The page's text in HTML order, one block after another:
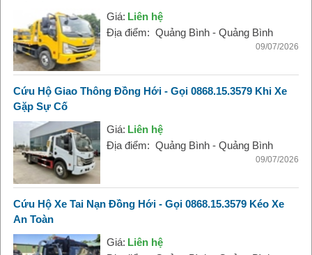
Giá: Liên hệ
Địa điểm: Quảng Bình - Quảng Bình
09/07/2026
Cứu Hộ Giao Thông Đồng Hới - Gọi 0868.15.3579 Khi Xe
Gặp Sự Cố
Giá: Liên hệ
Địa điểm: Quảng Bình - Quảng Bình
09/07/2026
Cứu Hộ Xe Tai Nạn Đồng Hới - Gọi 0868.15.3579 Kéo Xe
An Toàn
Giá: Liên hệ